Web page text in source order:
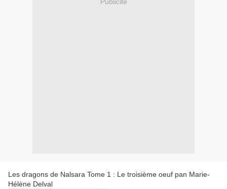
Les dragons de Nalsara Tome 1 : Le troisième oeuf pan Marie-
Hélène Delval